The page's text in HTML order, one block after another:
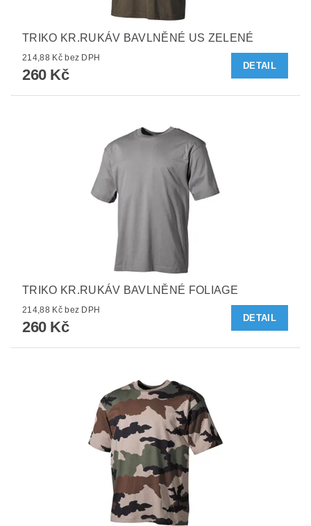
TRIKO KR.RUKÁV BAVLNĚNÉ US ZELENÉ
214,88 Kč bez DPH
260 Kč
DETAIL
TRIKO KR.RUKÁV BAVLNĚNÉ FOLIAGE
214,88 Kč bez DPH
260 Kč
DETAIL